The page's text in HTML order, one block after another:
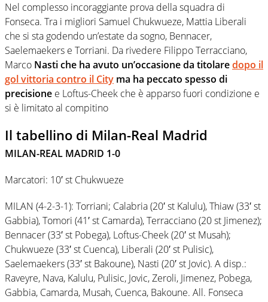
Nel complesso incoraggiante prova della squadra di
Fonseca. Tra i migliori Samuel Chukwueze, Mattia Liberali
che si sta godendo un’estate da sogno, Bennacer,
Saelemaekers e Torriani. Da rivedere Filippo Terracciano,
Marco Nasti che ha avuto un’occasione da titolaredopo il
gol vittoria contro il City ma ha peccato spesso di
precisione e Loftus-Cheek che è apparso fuori condizione e
si è limitato al compitino
Il tabellino di Milan-Real Madrid
MILAN-REAL MADRID 1-0
Marcatori: 10′ st Chukwueze
MILAN (4-2-3-1): Torriani; Calabria (20′ st Kalulu), Thiaw (33′ st
Gabbia), Tomori (41′ st Camarda), Terracciano (20 st Jimenez);
Bennacer (33′ st Pobega), Loftus-Cheek (20′ st Musah);
Chukwueze (33′ st Cuenca), Liberali (20′ st Pulisic),
Saelemaekers (33′ st Bakoune), Nasti (20′ st Jovic). A disp.:
Raveyre, Nava, Kalulu, Pulisic, Jovic, Zeroli, Jimenez, Pobega,
Gabbia, Camarda, Musah, Cuenca, Bakoune. All. Fonseca